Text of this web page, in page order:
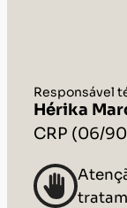
Responsável
Hérika
CRP (06/